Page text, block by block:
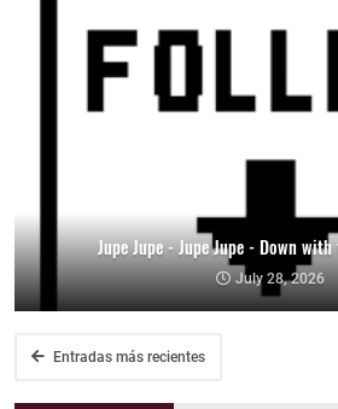
Jupe Jupe - Jupe Jupe - Down
July 28, 2026
Entradas más recientes